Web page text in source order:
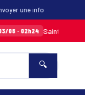
une info
Sainte-Anne : un jeune
🔍